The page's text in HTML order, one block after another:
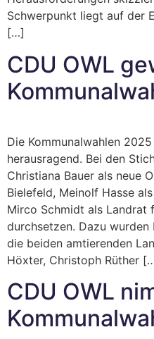
Schwerpunkt liegt auf der
[…]
CDU OWL
Die Kommunalwahlen
herausragend. Bei den
Christiana Bauer als neue
Bielefeld, Meinolf Hasse
Mirco Schmidt als Landrat
durchsetzen. Dazu
die beiden amtierenden
Höxter, Christoph Rüther
CDU OWL